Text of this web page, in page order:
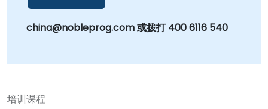
china@nobleprog.com 或拨打 400 6116 540
培训课程